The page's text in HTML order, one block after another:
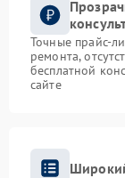
Точные прайс-
ремонта,
бесплатной
сайте